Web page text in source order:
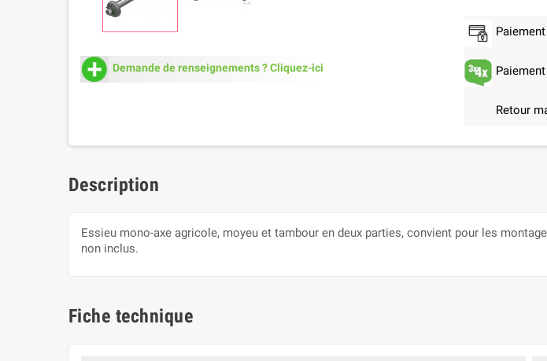
Demande de renseignements ? Cliquez-ici
Retour
Description
Essieu mono-axe agricole, moyeu et tambour en deux parties, convient pour les
non inclus.
Fiche technique